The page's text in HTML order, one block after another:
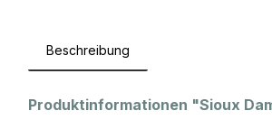
Beschreibung
Produktinformationen "Sioux